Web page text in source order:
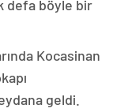
defa böyle bir
Kocasinan
geldi.